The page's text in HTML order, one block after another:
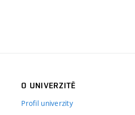
O UNIVERZITĚ
Profil univerzity